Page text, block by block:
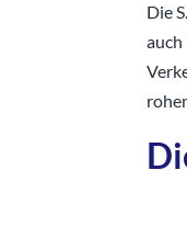
Die
auch